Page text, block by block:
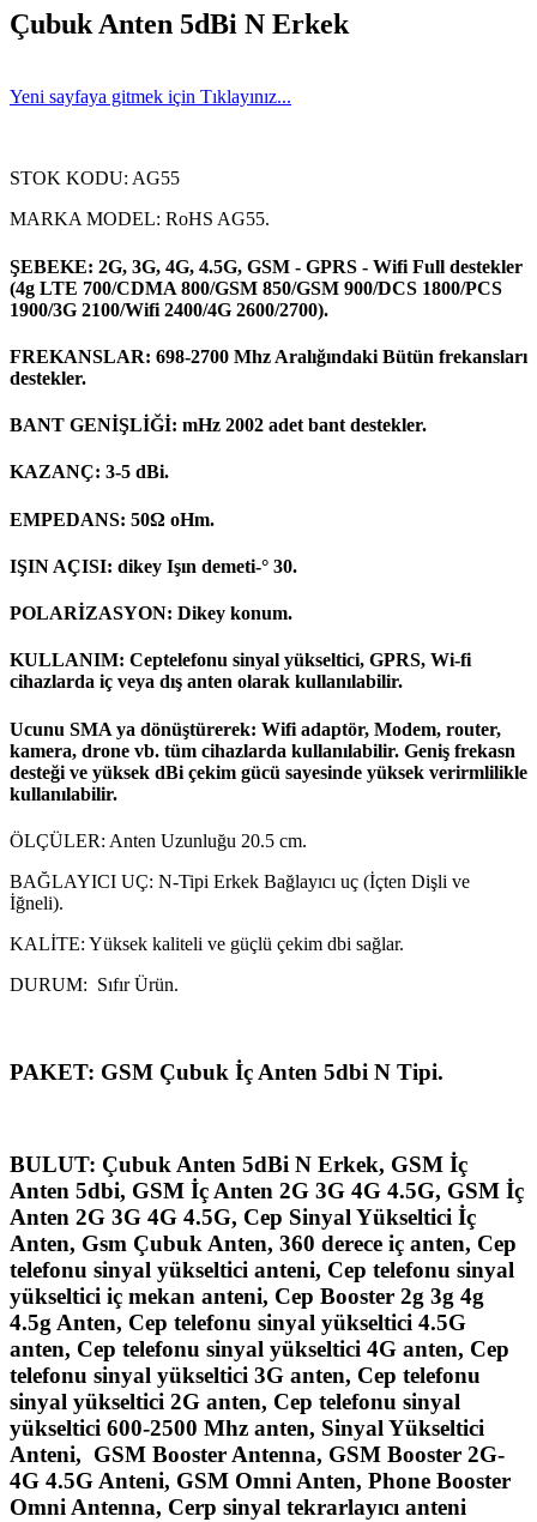
Çubuk Anten 5dBi N Erkek
Yeni sayfaya gitmek için Tıklayınız...
STOK KODU: AG55
MARKA MODEL: RoHS AG55.
ŞEBEKE: 2G, 3G, 4G, 4.5G, GSM - GPRS - Wifi Full destekler
(4g LTE 700/CDMA 800/GSM 850/GSM 900/DCS 1800/PCS
1900/3G 2100/Wifi 2400/4G 2600/2700).
FREKANSLAR: 698-2700 Mhz Aralığındaki Bütün frekansları
destekler.
BANT GENİŞLİĞİ: mHz 2002 adet bant destekler.
KAZANÇ: 3-5 dBi.
EMPEDANS: 50Ω oHm.
IŞIN AÇISI: dikey Işın demeti-° 30.
POLARİZASYON: Dikey konum.
KULLANIM: Ceptelefonu sinyal yükseltici, GPRS, Wi-fi
cihazlarda iç veya dış anten olarak kullanılabilir.
Ucunu SMA ya dönüştürerek: Wifi adaptör, Modem, router,
kamera, drone vb. tüm cihazlarda kullanılabilir. Geniş frekasn
desteği ve yüksek dBi çekim gücü sayesinde yüksek verirmlilikle
kullanılabilir.
ÖLÇÜLER: Anten Uzunluğu 20.5 cm.
BAĞLAYICI UÇ: N-Tipi Erkek Bağlayıcı uç (İçten Dişli ve
İğneli).
KALİTE: Yüksek kaliteli ve güçlü çekim dbi sağlar.
DURUM: Sıfır Ürün.
PAKET: GSM Çubuk İç Anten 5dbi N Tipi.
BULUT: Çubuk Anten 5dBi N Erkek, GSM İç
Anten 5dbi, GSM İç Anten 2G 3G 4G 4.5G, GSM İç
Anten 2G 3G 4G 4.5G, Cep Sinyal Yükseltici İç
Anten, Gsm Çubuk Anten, 360 derece iç anten, Cep
telefonu sinyal yükseltici anteni, Cep telefonu sinyal
yükseltici iç mekan anteni, Cep Booster 2g 3g 4g
4.5g Anten, Cep telefonu sinyal yükseltici 4.5G
anten, Cep telefonu sinyal yükseltici 4G anten, Cep
telefonu sinyal yükseltici 3G anten, Cep telefonu
sinyal yükseltici 2G anten, Cep telefonu sinyal
yükseltici 600-2500 Mhz anten, Sinyal Yükseltici
Anteni, GSM Booster Antenna, GSM Booster 2G-
4G 4.5G Anteni, GSM Omni Anten, Phone Booster
Omni Antenna, Cerp sinyal tekrarlayıcı anteni